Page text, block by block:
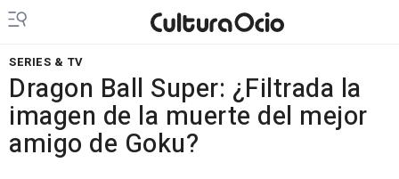
SERIES & TV
Dragon Ball Super: ¿Filtrada la
imagen de la muerte del mejor
amigo de Goku?